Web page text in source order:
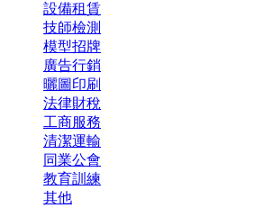
設備租賃
技師檢測
模型招牌
廣告行銷
曬圖印刷
法律財稅
工商服務
清潔運輸
同業公會
教育訓練
其他